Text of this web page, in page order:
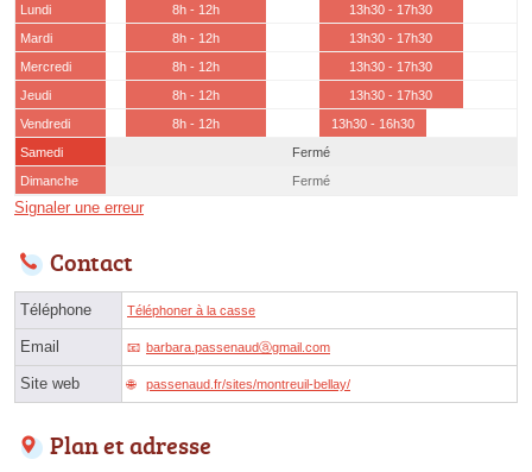
Lundi 8h - 12h
13h30 - 17h30
Mardi
8h - 12h
13h30 - 17h30
Mercredi
8h - 12h
13h30 - 17h30
Jeudi
8h - 12h
13h30 - 17h30
Vendredi
8h - 12h
13h30 - 16h30
Samedi
Fermé
Dimanche
Fermé
Signaler une erreur
Contact
Téléphone Téléphoner à la casse
Email barbara.passenaudⓐgmail.com
Site web passenaud.fr/sites/montreuil-bellay/
Plan et adresse